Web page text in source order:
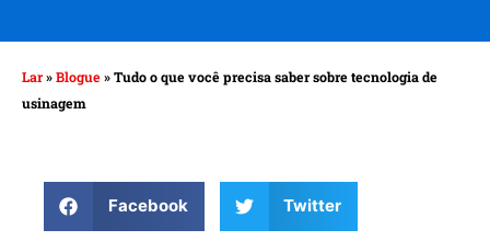
Lar»Blogue »Tudo o que você precisa saber sobre tecnologia de
usinagem
Facebook Twitter